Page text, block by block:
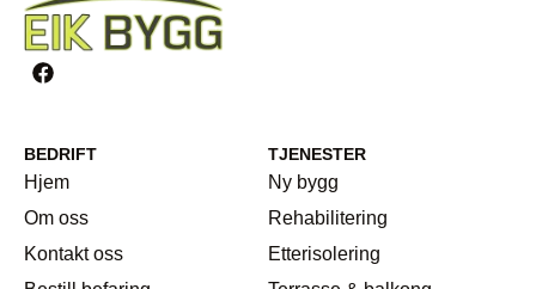
BEDRIFT
Hjem
Om oss
Kontakt oss
TJENESTER
Ny bygg
Rehabilitering
Etterisolering